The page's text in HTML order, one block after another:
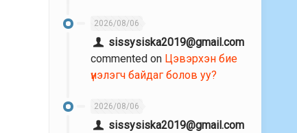
2026/08/06
sissysiska2019@gmail.com
commented on Цэвэрхэн бие
үнэлэгч байдаг болов уу?
2026/08/06
sissysiska2019@gmail.com